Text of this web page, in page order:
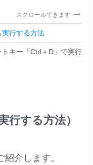
スクロールできます
実行する方法
トキー「Ctrl＋D」で実行す
行する方法）
介します。